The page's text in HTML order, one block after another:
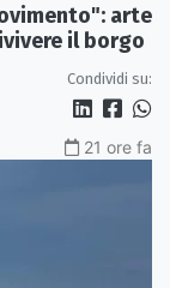
arte
il borgo
Condividi su:
21 ore fa